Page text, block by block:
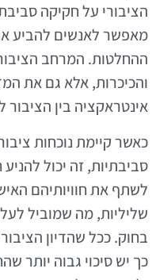
הציבורי על חקיקה
מאפשר לאנשים להביע
ההחלטות. המרחב
והכיכרות, אלא גם את
אינטראקציה בין הציבור
כאשר קיימת נוכחות
סביבתיות, זה יכול
לשתף את חוויותיהם
שליליות, מה שמוביל
בחוק. ככל שהדיון
כך יש סיכוי גבוה יותר